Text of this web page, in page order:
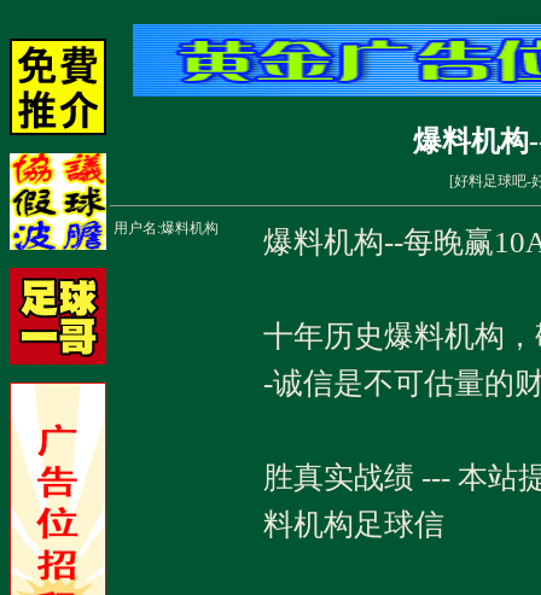
爆料机构
[好料足球吧-
用户名:爆料机构 爆料机构--每晚赢
十年历史爆料机构
-诚信是不可估量的
胜真实战绩 --- 本站
料机构足球信